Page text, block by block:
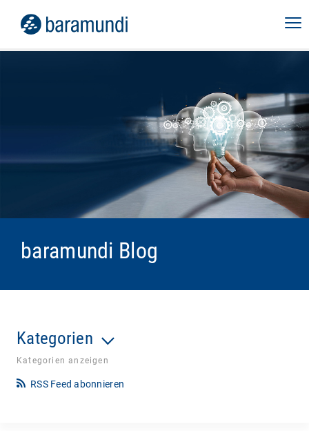
baramundi Blog
Kategorien
Kategorien anzeigen
RSS Feed abonnieren